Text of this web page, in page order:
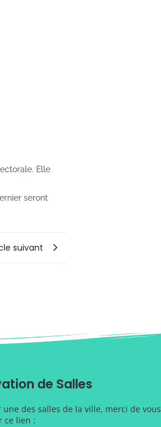
Elle
seront
suivant
de Salles
une des salles de la ville, merci de vous
ce lien :